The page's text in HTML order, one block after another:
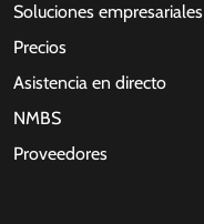
Soluciones empresariales
Precios
Asistencia en directo
NMBS
Proveedores